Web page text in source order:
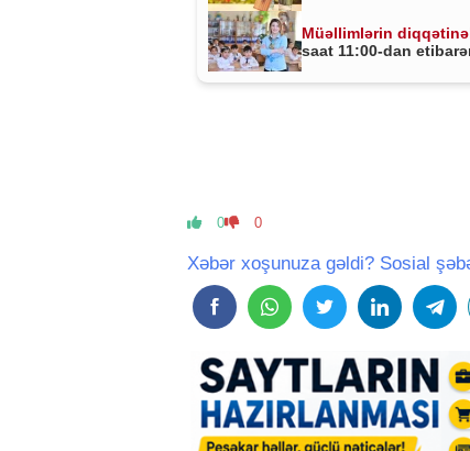
Müəllimlərin
saat 11:00-dan
0 0
Xəbər xoşunuza gəldi? Sosial